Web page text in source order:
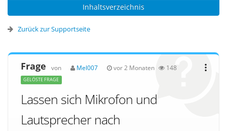
Inhaltsverzeichnis
Zurück zur Supportseite
Frage von Mel007 vor 2 Monaten 148
GELÖSTE FRAGE
Lassen sich Mikrofon und
Lautsprecher nach